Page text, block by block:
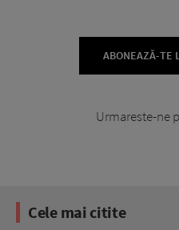
ABONEAZĂ-TE
Urmareste-ne
Cele mai citite